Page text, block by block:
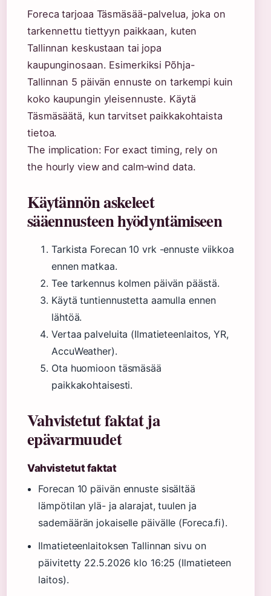
Foreca tarjoaa Täsmäsää-palvelua, joka on
tarkennettu tiettyyn paikkaan, kuten
Tallinnan keskustaan tai jopa
kaupunginosaan. Esimerkiksi Põhja-
Tallinnan 5 päivän ennuste on tarkempi kuin
koko kaupungin yleisennuste. Käytä
Täsmäsäätä, kun tarvitset paikkakohtaista
tietoa.
The implication: For exact timing, rely on
the hourly view and calm‑wind data.
Käytännön askeleet
sääennusteen hyödyntämiseen
Tarkista Forecan 10 vrk -ennuste viikkoa
ennen matkaa.
Tee tarkennus kolmen päivän päästä.
Käytä tuntiennustetta aamulla ennen
lähtöä.
Vertaa palveluita (Ilmatieteenlaitos, YR,
AccuWeather).
Ota huomioon täsmäsää
paikkakohtaisesti.
Vahvistetut faktat ja
epävarmuudet
Vahvistetut faktat
Forecan 10 päivän ennuste sisältää
lämpötilan ylä- ja alarajat, tuulen ja
sademäärän jokaiselle päivälle (Foreca.fi).
Ilmatieteenlaitoksen Tallinnan sivu on
päivitetty 22.5.2026 klo 16:25 (Ilmatieteen
laitos).